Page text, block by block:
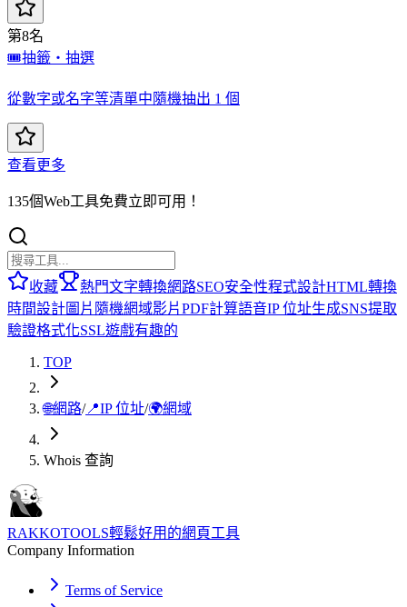
第8名
🎟️抽籤・抽選
從數字或名字等清單中隨機抽出 1 個
查看更多
135個Web工具免費立即可用！
收藏 熱門文字轉換網路SEO安全性程式設計HTML轉換
時間設計圖片 隨機網域影片PDF計算語音IP 位址生成SNS提取
驗證格式化SSL遊戲有趣的
TOP
🌐網路/📍IP 位址/🌍網域
Whois 查詢
RAKKOTOOLS輕鬆好用的網頁工具
Company Information
Terms of Service